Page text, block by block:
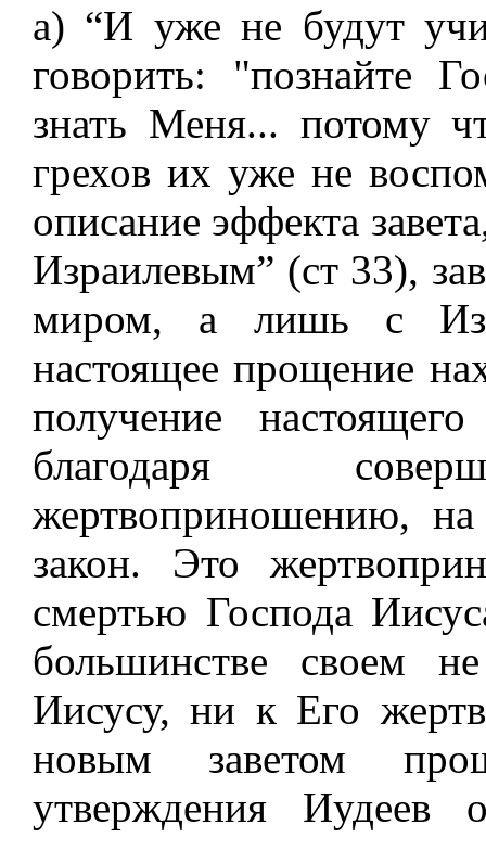
а) “И уже не будут
говорить: "познайте
знать Меня... потому
грехов их уже не
описание эффекта
Израилевым” (ст 33),
миром, а лишь с
настоящее прощение
получение
благодаря
жертвоприношению, на
закон. Это
смертью Господа
большинстве своем
Иисусу, ни к Его
новым заветом
утверждения